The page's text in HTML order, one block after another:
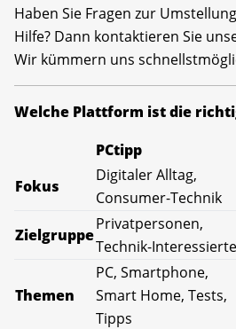
Haben Sie Fragen zur
Hilfe? Dann kontaktieren Sie
Wir kümmern uns
Welche Plattform ist die
PCtipp
Fokus
Digitaler Alltag,
Consumer-Technik
Zielgruppe
Privatpersonen,
Technik-Interessierte
Themen
PC, Smartphone,
Smart Home, Tests,
Tipps